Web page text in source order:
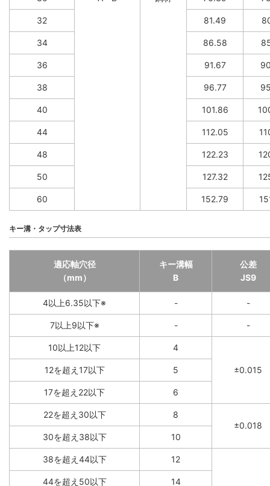
32 81.49
34 86.58
36 91.67
38 96.77
40 101.86
44 112.05
48 122.23
50 127.32
60 152.79
キー溝・タップ寸法表
適応軸穴径
（mm）
キー溝幅
B
公差
JS9
4以上6.35以下※ - -
7以上9以下※ - -
10以上12以下 4
±0.015
12を超え17以下 5
17を超え22以下 6
22を超え30以下
8
±0.018
30を超え38以下
10
38を超え44以下 12
44を超え50以下 14